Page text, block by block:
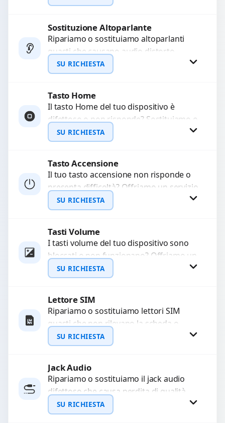
chiamate. Diagnosi accurata e ricambi
Richiedi Preventivo
WhatsApp
Sostituzione Altoparlante
Ripariamo o sostituiamo altoparlanti
guasti che causano audio distorto,
basso o assente. Utilizziamo ricambi di
alta qualità garantiti per 3...
SU RICHIESTA
Richiedi Preventivo
WhatsApp
Tasto Home
Il tasto Home del tuo dispositivo è
difettoso o non risponde? Sostituiamo o
ripariamo il modulo con componenti di
alta...
SU RICHIESTA
Richiedi Preventivo
WhatsApp
Tasto Accensione
Il tuo tasto accensione non risponde o
presenta difficoltà? Offriamo un servizio
professionale di riparazione o
sostituzione utilizzando componenti di...
SU RICHIESTA
Richiedi Preventivo
WhatsApp
Tasti Volume
I tasti volume del tuo dispositivo sono
bloccati o non funzionano? Offriamo un
servizio di riparazione o sostituzione
con ricambi...
SU RICHIESTA
Richiedi Preventivo
WhatsApp
Lettore SIM
Ripariamo o sostituiamo lettori SIM
guasti che non rilevano la scheda o
interrompono il segnale. Utilizziamo
ricambi testati e garantiti...
SU RICHIESTA
Richiedi Preventivo
WhatsApp
Jack Audio
Ripariamo o sostituiamo il jack audio
difettoso che causa perdita di qualità
sonora o impossibilità di collegare cuffie
e accessori....
SU RICHIESTA